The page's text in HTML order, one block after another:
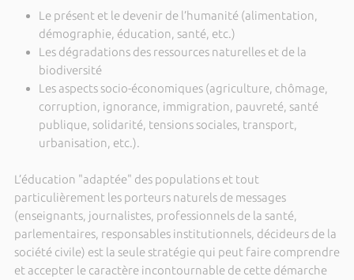
Le présent et le devenir de l’humanité (alimentation,
démographie, éducation, santé, etc.)
Les dégradations des ressources naturelles et de la
biodiversité
Les aspects socio-économiques (agriculture, chômage,
corruption, ignorance, immigration, pauvreté, santé
publique, solidarité, tensions sociales, transport,
urbanisation, etc.).
L’éducation "adaptée" des populations et tout
particulièrement les porteurs naturels de messages
(enseignants, journalistes, professionnels de la santé,
parlementaires, responsables institutionnels, décideurs de la
société civile) est la seule stratégie qui peut faire comprendre
et accepter le caractère incontournable de cette démarche